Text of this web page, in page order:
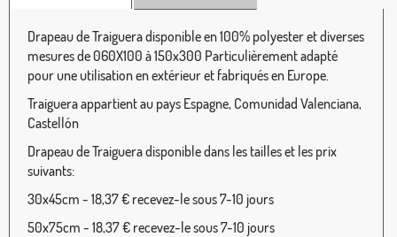
Drapeau de Traiguera disponible en 100% polyester et diverses
mesures de 060X100 à 150x300 Particulièrement adapté
pour une utilisation en extérieur et fabriqués en Europe.
Traiguera appartient au pays Espagne, Comunidad Valenciana,
Castellón
Drapeau de Traiguera disponible dans les tailles et les prix
suivants:
30x45cm - 18,37 € recevez-le sous 7-10 jours
50x75cm - 18,37 € recevez-le sous 7-10 jours